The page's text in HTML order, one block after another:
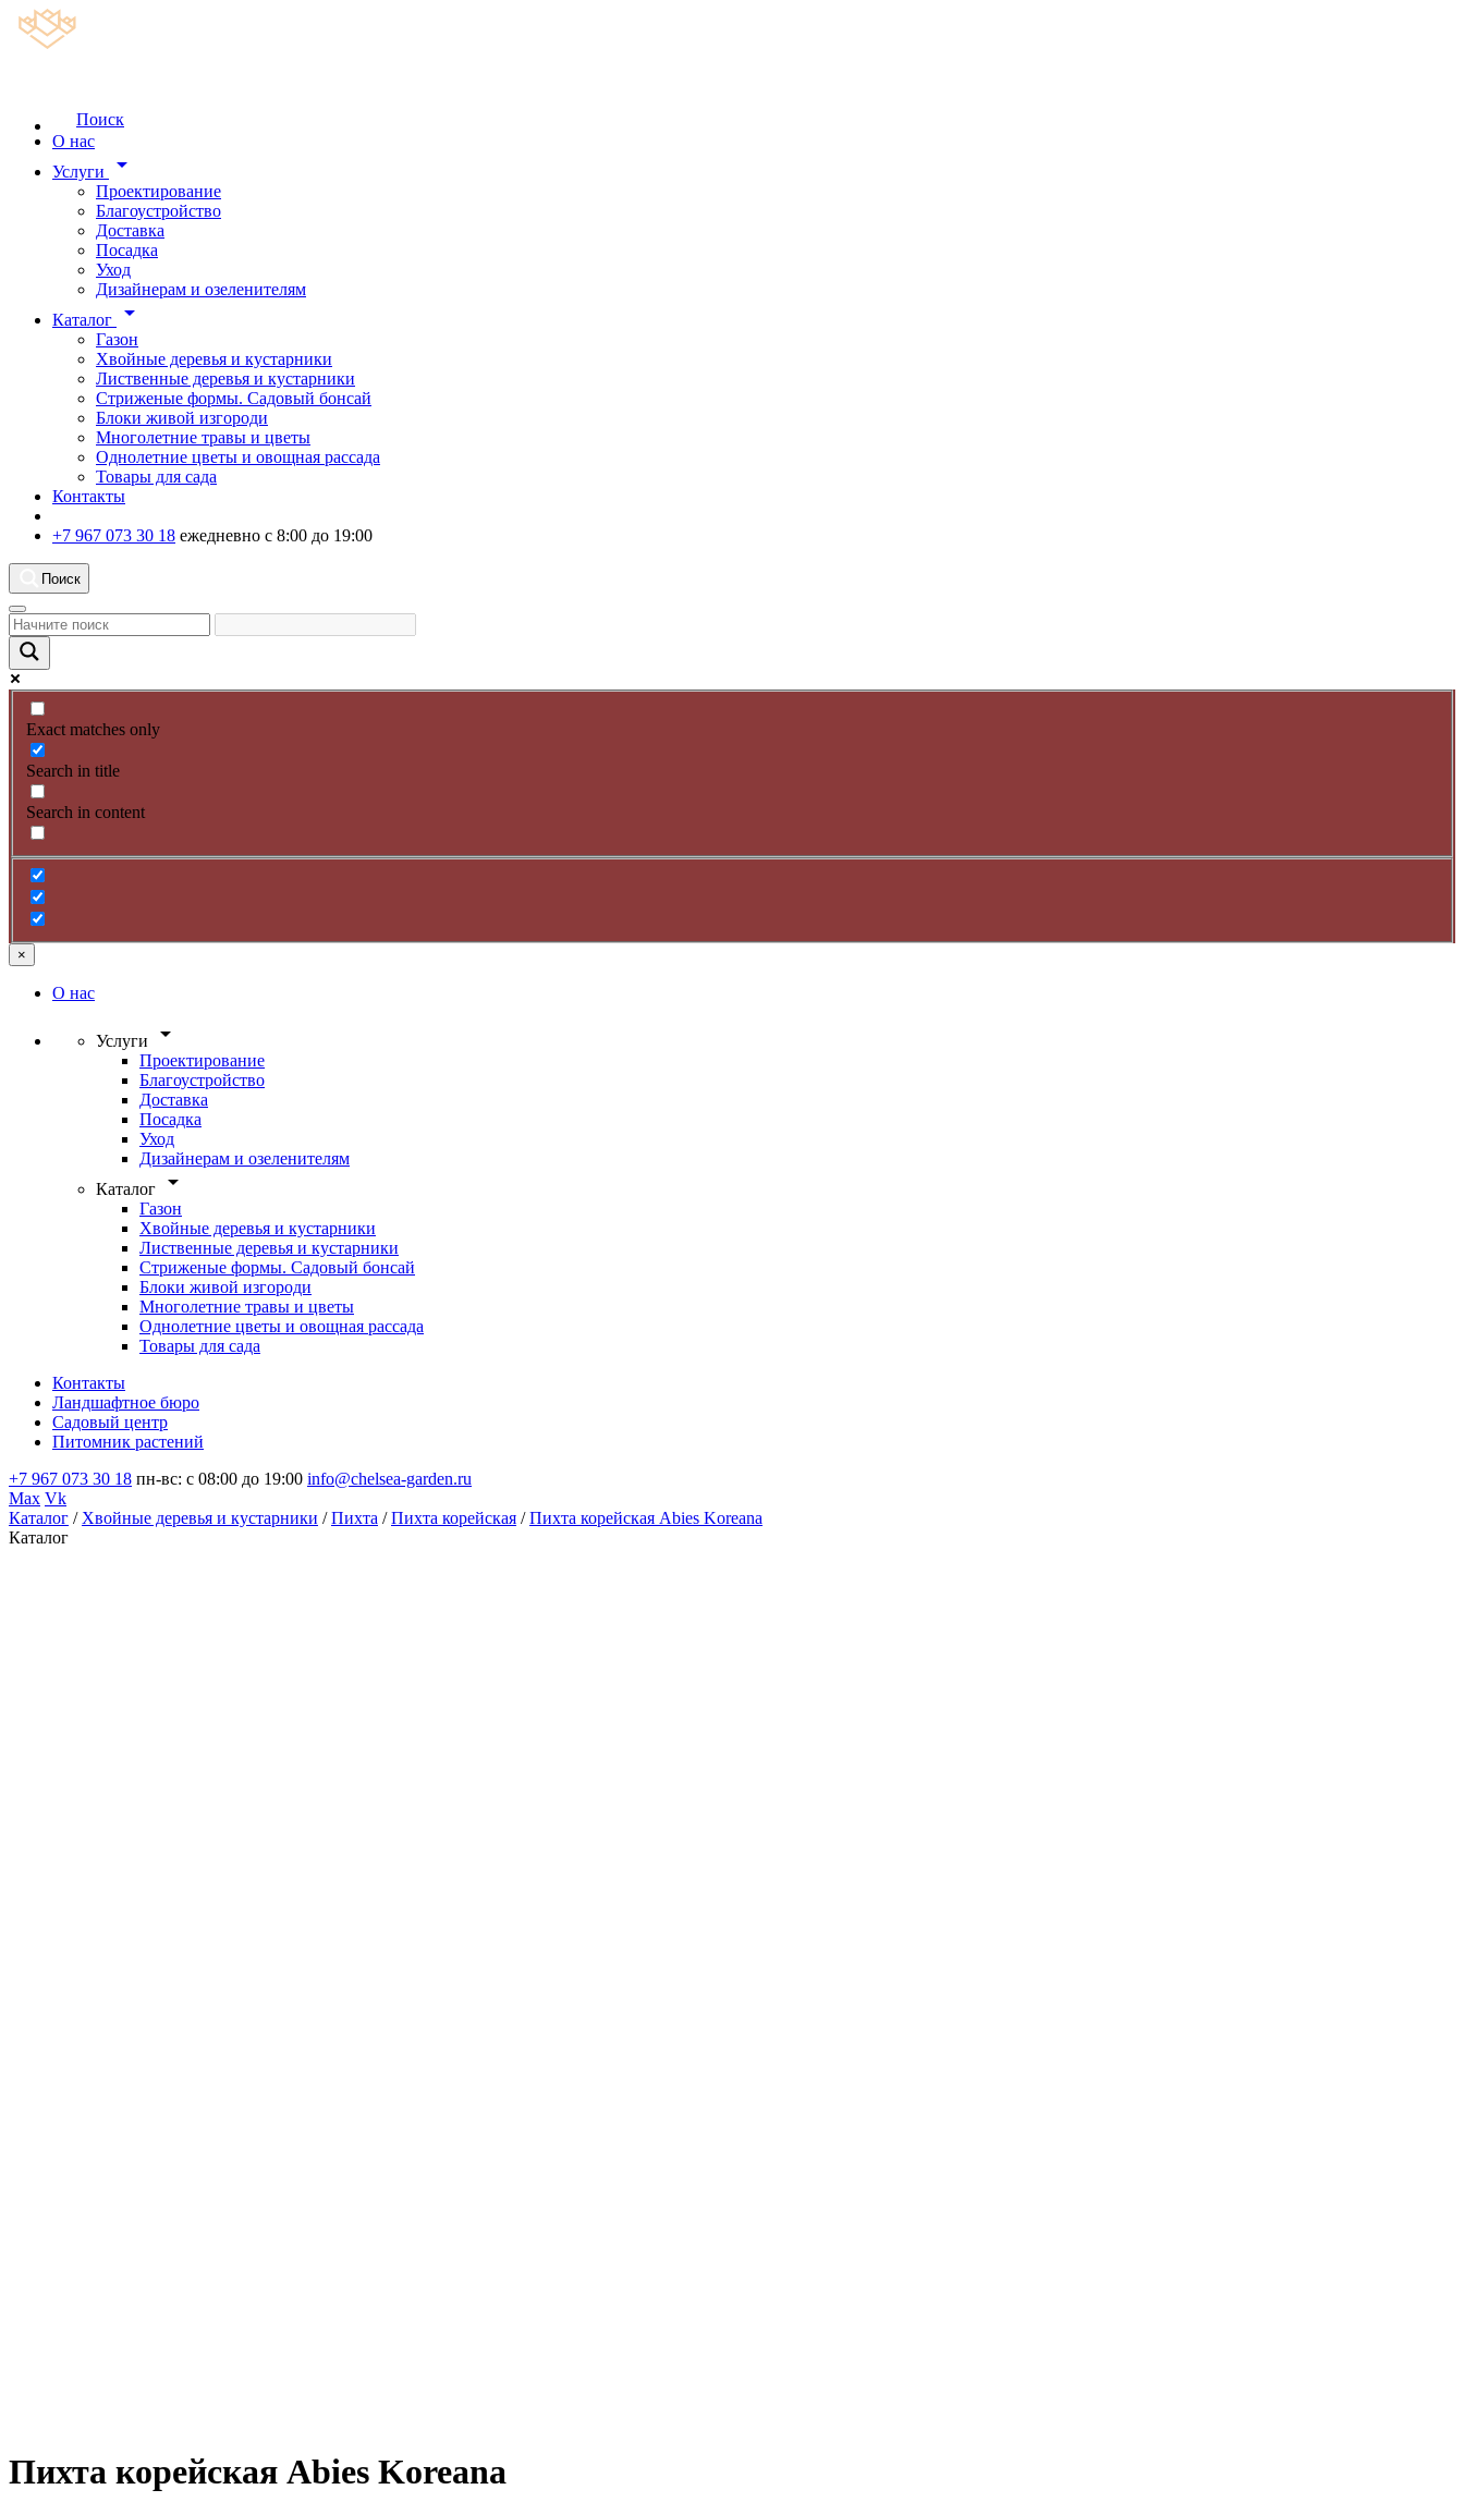
Поиск
О нас
Услуги
arrow_drop_down
Проектирование
Благоустройство
Доставка
Посадка
Уход
Дизайнерам и озеленителям
Каталог
arrow_drop_down
Газон
Хвойные деревья и кустарники
Лиственные деревья и кустарники
Стриженые формы. Садовый бонсай
Блоки живой изгороди
Многолетние травы и цветы
Однолетние цветы и овощная рассада
Товары для сада
Контакты
+7 967 073 30 18 ежедневно с 8:00 до 19:00
Поиск
Exact matches only
Search in title
Search in content
×
О нас
Услуги arrow_drop_down
Проектирование
Благоустройство
Доставка
Посадка
Уход
Дизайнерам и озеленителям
Каталог
arrow_drop_down
Газон
Хвойные деревья и кустарники
Лиственные деревья и кустарники
Стриженые формы. Садовый бонсай
Блоки живой изгороди
Многолетние травы и цветы
Однолетние цветы и овощная рассада
Товары для сада
Контакты
Ландшафтное бюро
Садовый центр
Питомник растений
+7 967 073 30 18 пн-вс: с 08:00 до 19:00 info@chelsea-garden.ru
Max Vk
Каталог / Хвойные деревья и кустарники /Пихта /Пихта корейская /Пихта корейская Abies Koreana
Каталог
Пихта корейская Abies Koreana